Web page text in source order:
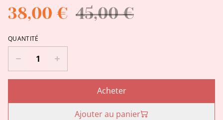
38,00 € 45,00 €
QUANTITÉ
Acheter
Ajouter au panier